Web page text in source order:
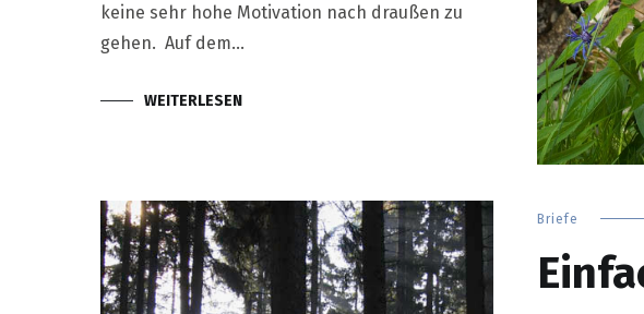
keine sehr hohe Motivation nach draußen zu
gehen. Auf dem…
WEITERLESEN
Briefe